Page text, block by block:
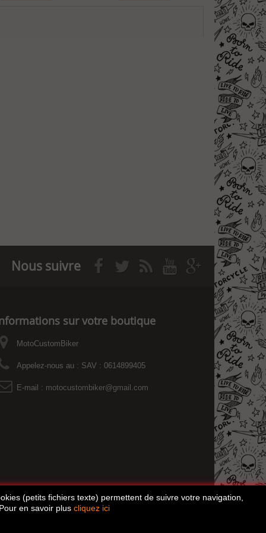
Nous suivre
sur votre boutique
MotoCustomBiker
Appelez-nous au : SAV : 0614899405
E-mail : motocustombiker@gmail.com
(petits fichiers texte) permettent de suivre votre navigation,
en savoir plus cliquez ici